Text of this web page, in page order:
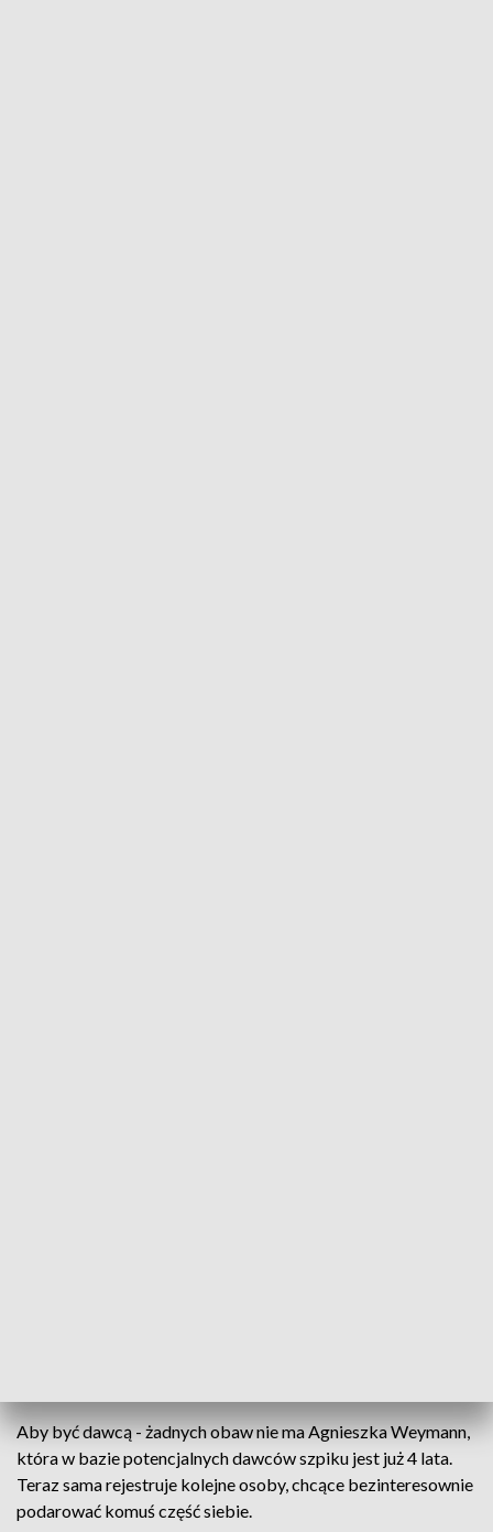
Aby być dawcą - żadnych obaw nie ma Agnieszka Weymann,
która w bazie potencjalnych dawców szpiku jest już 4 lata.
Teraz sama rejestruje kolejne osoby, chcące bezinteresownie
podarować komuś część siebie.